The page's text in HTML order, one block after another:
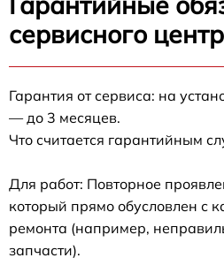
сервисного
Гарантия от сервиса: на
— до 3 месяцев.
Что считается гарантийным
Для работ: Повторное
который прямо обусловлен с
ремонта (например,
запчасти).